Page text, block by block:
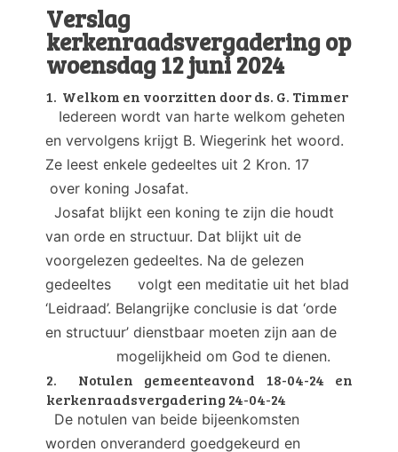
Verslag
kerkenraadsvergadering op
woensdag 12 juni 2024
1. Welkom en voorzitten door ds. G. Timmer
Iedereen wordt van harte welkom geheten
en vervolgens krijgt B. Wiegerink het woord.
Ze leest enkele gedeeltes uit 2 Kron. 17
over koning Josafat.
Josafat blijkt een koning te zijn die houdt
van orde en structuur. Dat blijkt uit de
voorgelezen gedeeltes. Na de gelezen
gedeeltes volgt een meditatie uit het blad
‘Leidraad’. Belangrijke conclusie is dat ‘orde
en structuur’ dienstbaar moeten zijn aan de
mogelijkheid om God te dienen.
2. Notulen gemeenteavond 18-04-24 en
kerkenraadsvergadering 24-04-24
De notulen van beide bijeenkomsten
worden onveranderd goedgekeurd en